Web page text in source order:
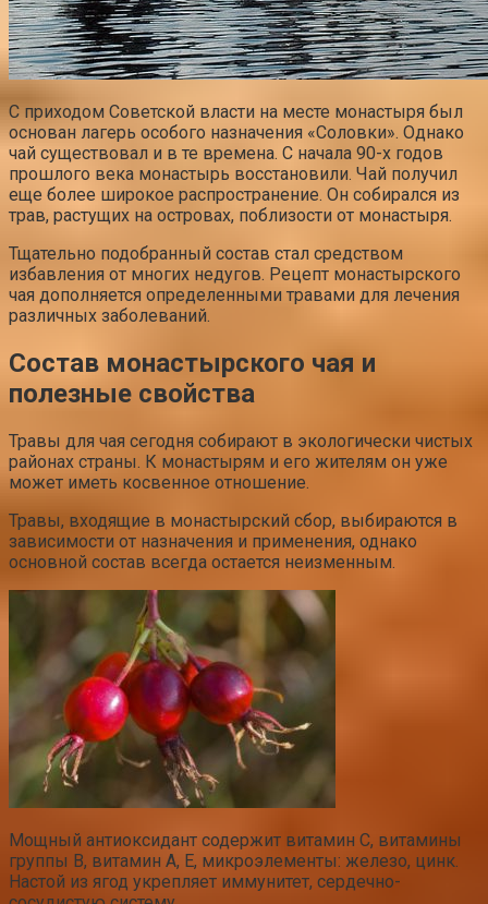
С приходом Советской власти на месте монастыря был
основан лагерь особого назначения «Соловки». Однако
чай существовал и в те времена. С начала 90-х годов
прошлого века монастырь восстановили. Чай получил
еще более широкое распространение. Он собирался из
трав, растущих на островах, поблизости от монастыря.
Тщательно подобранный состав стал средством
избавления от многих недугов. Рецепт монастырского
чая дополняется определенными травами для лечения
различных заболеваний.
Состав монастырского чая и
полезные свойства
Травы для чая сегодня собирают в экологически чистых
районах страны. К монастырям и его жителям он уже
может иметь косвенное отношение.
Травы, входящие в монастырский сбор, выбираются в
зависимости от назначения и применения, однако
основной состав всегда остается неизменным.
Мощный антиоксидант содержит витамин С, витамины
группы В, витамин А, Е, микроэлементы: железо, цинк.
Настой из ягод укрепляет иммунитет, сердечно-